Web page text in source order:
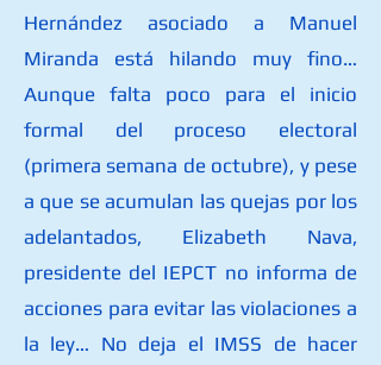
Hernández asociado a Manuel
Miranda está hilando muy fino…
Aunque falta poco para el inicio
formal del proceso electoral
(primera semana de octubre), y pese
a que se acumulan las quejas por los
adelantados, Elizabeth Nava,
presidente del IEPCT no informa de
acciones para evitar las violaciones a
la ley… No deja el IMSS de hacer